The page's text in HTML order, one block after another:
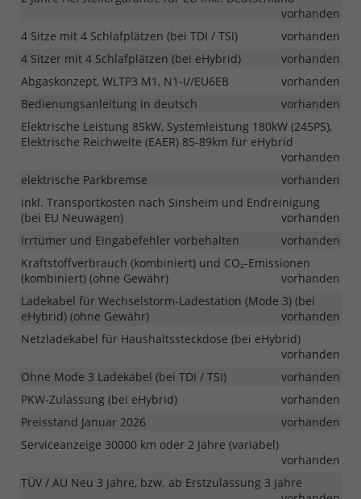
vorhanden
4 Sitze mit 4 Schlafplätzen (bei TDI / TSI)
vorhanden
4 Sitzer mit 4 Schlafplätzen (bei eHybrid)
vorhanden
Abgaskonzept, WLTP3 M1, N1-I//EU6EB
vorhanden
Bedienungsanleitung in deutsch
vorhanden
Elektrische Leistung 85kW, Systemleistung 180kW (245PS),
Elektrische Reichweite (EAER) 85-89km für eHybrid
vorhanden
elektrische Parkbremse
vorhanden
inkl. Transportkosten nach Sinsheim und Endreinigung
(bei EU Neuwagen)
vorhanden
Irrtümer und Eingabefehler vorbehalten
vorhanden
Kraftstoffverbrauch (kombiniert) und CO₂-Emissionen
(kombiniert) (ohne Gewähr)
vorhanden
Ladekabel für Wechselstorm-Ladestation (Mode 3) (bei
eHybrid) (ohne Gewähr)
vorhanden
Netzladekabel für Haushaltssteckdose (bei eHybrid)
vorhanden
Ohne Mode 3 Ladekabel (bei TDI / TSI)
vorhanden
PKW-Zulassung (bei eHybrid)
vorhanden
Preisstand Januar 2026
vorhanden
Serviceanzeige 30000 km oder 2 Jahre (variabel)
vorhanden
TÜV / AU Neu 3 Jahre, bzw. ab Erstzulassung 3 Jahre